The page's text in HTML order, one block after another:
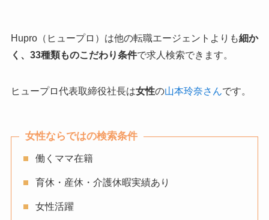
Hupro（ヒュープロ）は他の転職エージェントよりも細か
く、 33種類ものこだわり条件で求人検索できます。
ヒュープロ代表取締役社長は女性の山本玲奈さんです。
女性ならではの検索条件
働くママ在籍
育休・産休・介護休暇実績あり
女性活躍